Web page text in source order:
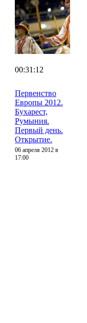
00:31:12
Первенство
Европы 2012.
Бухарест,
Румыния.
Первый день.
Открытие.
06 апреля 2012 в
17:00